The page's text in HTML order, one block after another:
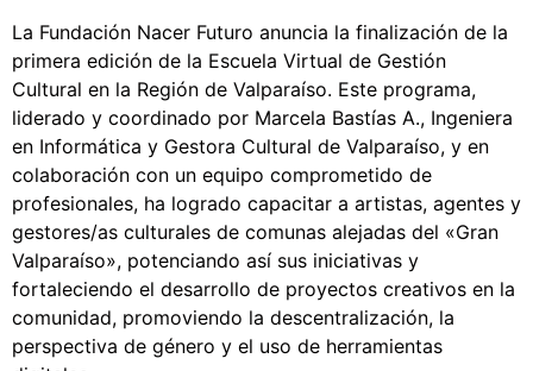
La Fundación Nacer Futuro anuncia la finalización de la
primera edición de la Escuela Virtual de Gestión
Cultural en la Región de Valparaíso. Este programa,
liderado y coordinado por Marcela Bastías A., Ingeniera
en Informática y Gestora Cultural de Valparaíso, y en
colaboración con un equipo comprometido de
profesionales, ha logrado capacitar a artistas, agentes y
gestores/as culturales de comunas alejadas del «Gran
Valparaíso», potenciando así sus iniciativas y
fortaleciendo el desarrollo de proyectos creativos en la
comunidad, promoviendo la descentralización, la
perspectiva de género y el uso de herramientas